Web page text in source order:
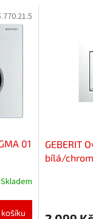
01
Skladem
GEBERIT
bílá/chrom